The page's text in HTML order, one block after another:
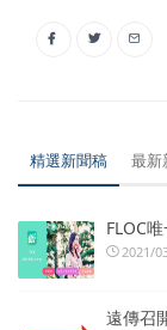
精選新聞稿 最新
FLOC
2021/
遠傳召